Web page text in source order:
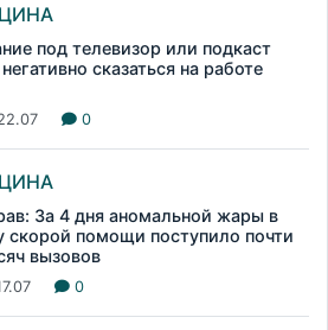
под телевизор или подкаст
сказаться на работе
0
За 4 дня аномальной жары в
скорой помощи поступило почти
вызовов
0